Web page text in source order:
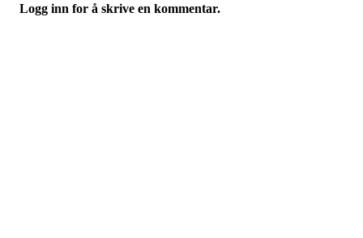
Logg inn for å skrive en kommentar.